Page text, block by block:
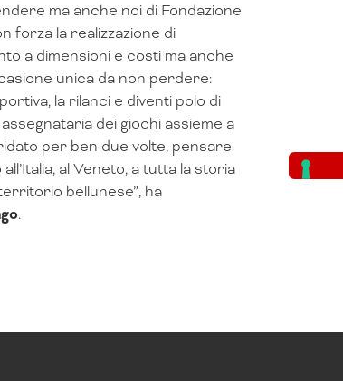
ma anche noi di Fondazione
forza la realizzazione di
a dimensioni e costi ma anche
unica da non perdere:
la rilanci e diventi polo di
dei giochi assieme a
per ben due volte, pensare
al Veneto, a tutta la storia
bellunese”, ha
.